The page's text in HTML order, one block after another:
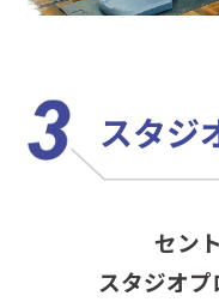
スタジ
セン
スタジオプ